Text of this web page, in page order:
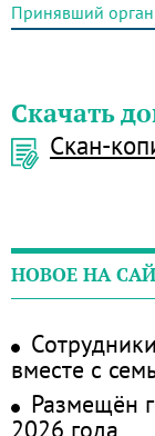
Принявший
Скачать
Скан-
НОВОЕ НА
вместе с
Размещён
2026 года